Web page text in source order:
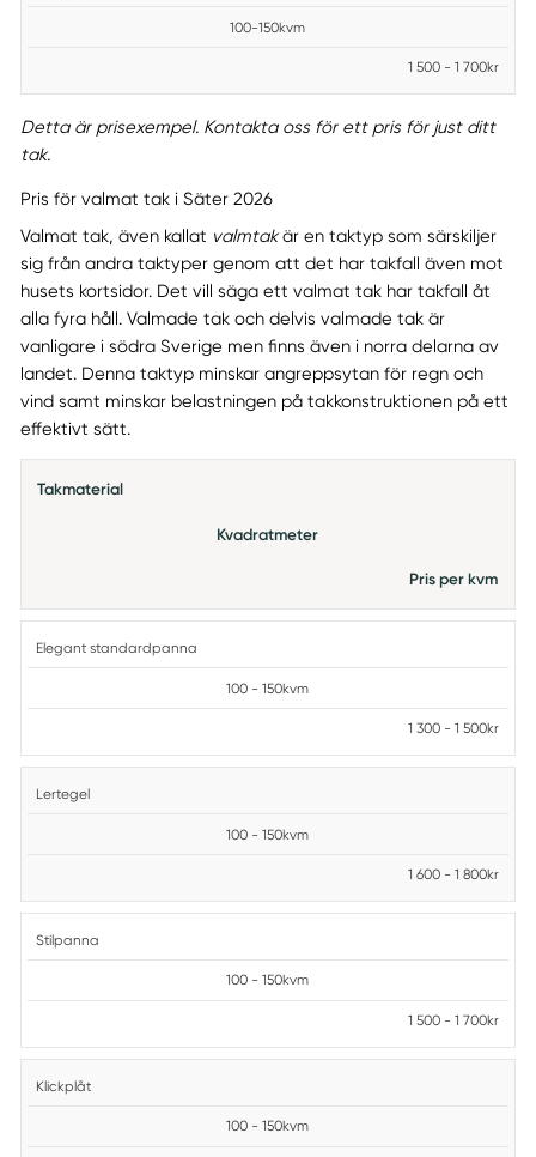
100-150kvm
1 500 - 1 700kr
Detta är prisexempel. Kontakta oss för ett pris för just ditt
tak.
Pris för valmat tak i Säter 2026
Valmat tak, även kallat valmtakär en taktyp som särskiljer
sig från andra taktyper genom att det har takfall även mot
husets kortsidor. Det vill säga ett valmat tak har takfall åt
alla fyra håll. Valmade tak och delvis valmade tak är
vanligare i södra Sverige men finns även i norra delarna av
landet. Denna taktyp minskar angreppsytan för regn och
vind samt minskar belastningen på takkonstruktionen på ett
effektivt sätt.
Takmaterial
Kvadratmeter
Pris per kvm
Elegant standardpanna
100 - 150kvm
1 300 - 1 500kr
Lertegel
100 - 150kvm
1 600 - 1 800kr
Stilpanna
100 - 150kvm
1 500 - 1 700kr
Klickplåt
100 - 150kvm